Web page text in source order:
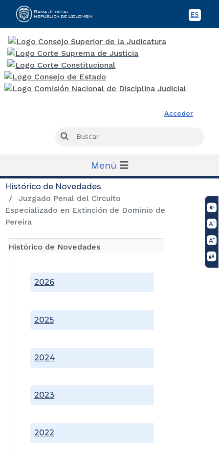
ES
Acceder
Buscar
Menú
Histórico de Novedades
Juzgado Penal del Circuito
Especializado en Extinción de Dominio de
Pereira
Histórico de Novedades
2022
2023
2024
2025
2026